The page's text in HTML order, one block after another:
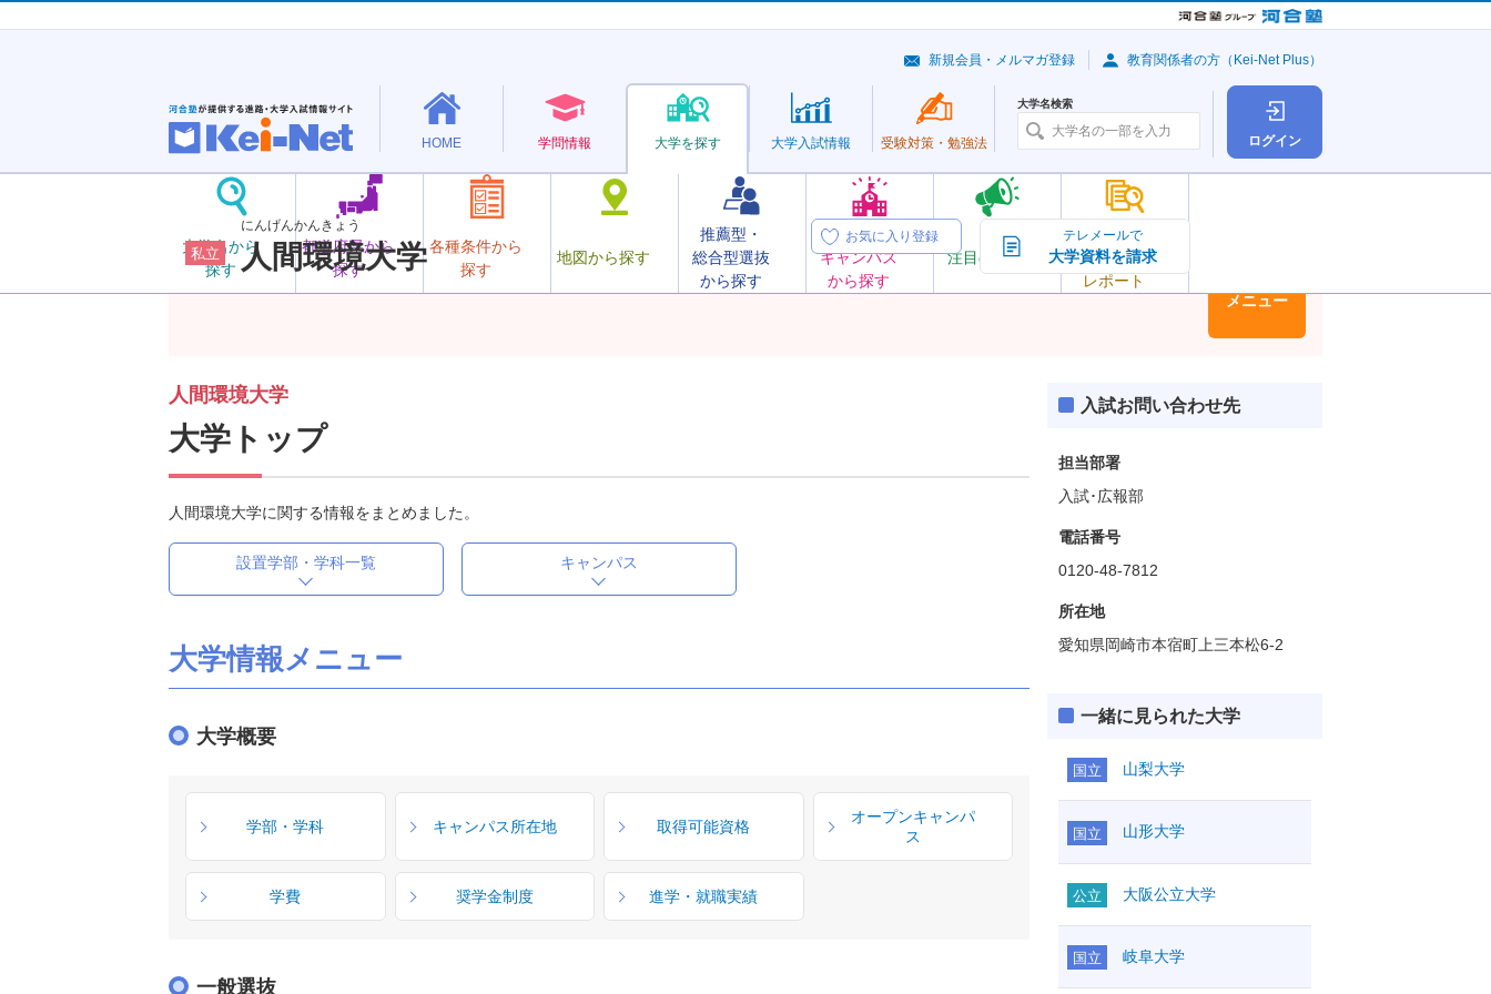
ログイン
HOME 学問情報 大学を探す
大学名から
探す
都道府県から
探す
各種条件から
探す
地図から探す
推薦型・
総合型選抜
から探す
オープン
キャンパス
から探す
注目の大学
大学の今
トピック＆
レポート
大学入試情報 受験対策・ 勉強法
大学名検索
新規会員・メルマガ登録 教育関係者の方（Kei-Net Plus）
私立
にんげんかんきょう
人間環境大学
お気に入り登録 テレメールで
大学資料を請求
メニュー
人間環境大学
大学トップ
人間環境大学に関する情報をまとめました。
設置学部・学科一覧 キャンパス
大学情報メニュー
大学概要
学部・学科 キャンパス所在地 取得可能資格
オープンキャンパ
ス
学費 奨学金制度 進学・就職実績
一般選抜
入試お問い合わせ先
担当部署
入試･広報部
電話番号
0120-48-7812
所在地
愛知県岡崎市本宿町上三本松6-2
一緒に見られた大学
国立 山梨大学
国立 山形大学
公立 大阪公立大学
国立 岐阜大学